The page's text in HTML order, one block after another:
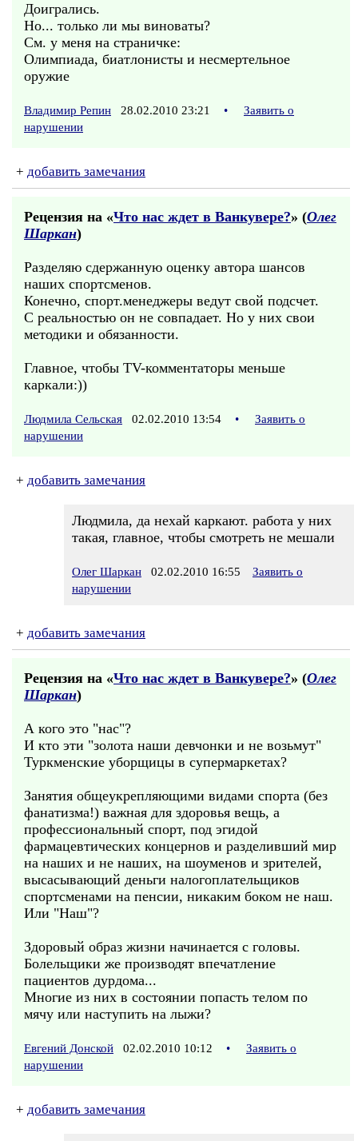
Доигрались.
Но... только ли мы виноваты?
См. у меня на страничке:
Олимпиада, биатлонисты и несмертельное
оружие
Владимир Репин 28.02.2010 23:21 •
Заявить о
нарушении
+ добавить замечания
Рецензия на «Что нас ждет в Ванкувере?» (Олег
Шаркан)
Разделяю сдержанную оценку автора шансов
наших спортсменов.
Конечно, спорт.менеджеры ведут свой подсчет.
С реальностью он не совпадает. Но у них свои
методики и обязанности.
Главное, чтобы TV-комментаторы меньше
каркали:))
Людмила Сельская 02.02.2010 13:54 •
Заявить о
нарушении
+ добавить замечания
Людмила, да нехай каркают. работа у них
такая, главное, чтобы смотреть не мешали
Олег Шаркан 02.02.2010 16:55
Заявить о
нарушении
+ добавить замечания
Рецензия на «Что нас ждет в Ванкувере?» (Олег
Шаркан)
А кого это "нас"?
И кто эти "золота наши девчонки и не возьмут"
Туркменские уборщицы в супермаркетах?
Занятия общеукрепляющими видами спорта (без
фанатизма!) важная для здоровья вещь, а
профессиональный спорт, под эгидой
фармацевтических концернов и разделивший мир
на наших и не наших, на шоуменов и зрителей,
высасывающий деньги налогоплательщиков
спортсменами на пенсии, никаким боком не наш.
Или "Наш"?
Здоровый образ жизни начинается с головы.
Болельщики же производят впечатление
пациентов дурдома...
Многие из них в состоянии попасть телом по
мячу или наступить на лыжи?
Евгений Донской 02.02.2010 10:12 •
Заявить о
нарушении
+ добавить замечания